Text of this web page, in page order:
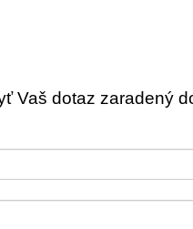
Vaš dotaz zaradený